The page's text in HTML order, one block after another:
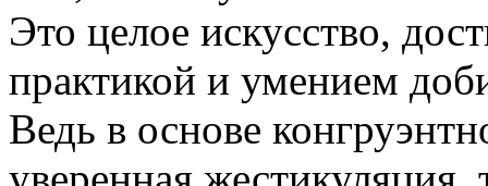
Это целое искусство,
практикой и умением
Ведь в основе